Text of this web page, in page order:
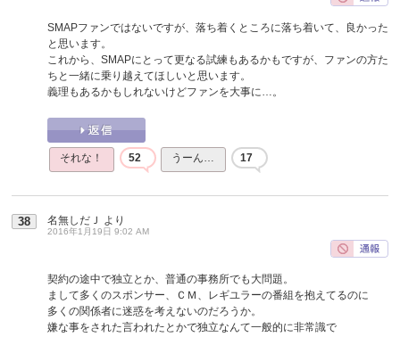
SMAPファンではないですが、落ち着くところに落ち着いて、良かった
と思います。
これから、SMAPにとって更なる試練もあるかもですが、ファンの方た
ちと一緒に乗り越えてほしいと思います。
義理もあるかもしれないけどファンを大事に…。
それな！ 52 うーん… 17
38 名無しだＪ より
2016年1月19日 9:02 AM
契約の途中で独立とか、普通の事務所でも大問題。
まして多くのスポンサー、ＣＭ、レギユラーの番組を抱えてるのに
多くの関係者に迷惑を考えないのだろうか。
嫌な事をされた言われたとかで独立なんて一般的に非常識で